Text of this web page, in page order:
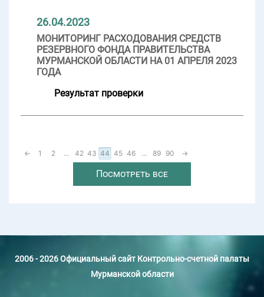
26.04.2023
МОНИТОРИНГ РАСХОДОВАНИЯ СРЕДСТВ
РЕЗЕРВНОГО ФОНДА ПРАВИТЕЛЬСТВА
МУРМАНСКОЙ ОБЛАСТИ НА 01 АПРЕЛЯ 2023
ГОДА
Результат проверки
← 1 2 ... 42 43 44 45 46 ... 89 90 →
Посмотреть все
2006 - 2026 Официальный сайт Контрольно-счетной палаты
Мурманской области